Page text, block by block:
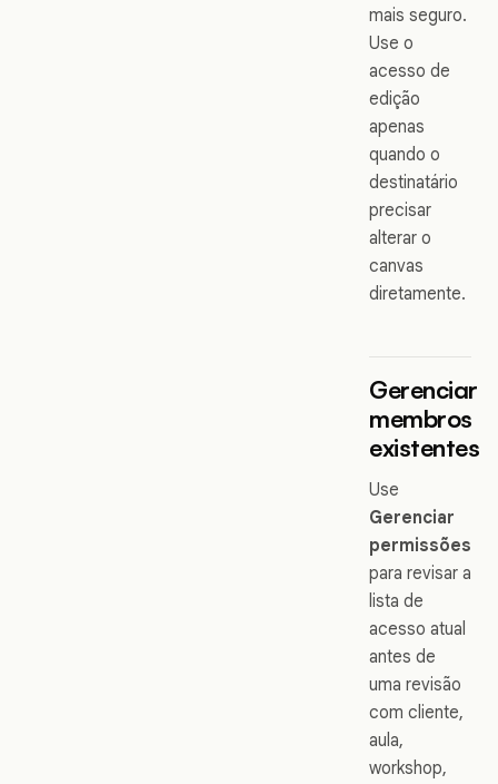
mais seguro.
Use o
acesso de
edição
apenas
quando o
destinatário
precisar
alterar o
canvas
diretamente.
Gerenciar
membros
existentes
Use
Gerenciar
permissões
para revisar a
lista de
acesso atual
antes de
uma revisão
com cliente,
aula,
workshop,